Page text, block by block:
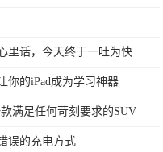
里话，今天终于一吐为快
你的iPad成为学习神器
满足任何苛刻要求的SUV
误的充电方式